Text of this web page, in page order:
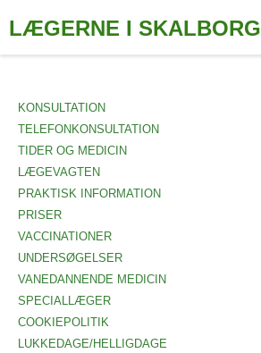
LÆGERNE I SKALBORG
KONSULTATION
TELEFONKONSULTATION
TIDER OG MEDICIN
LÆGEVAGTEN
PRAKTISK INFORMATION
PRISER
VACCINATIONER
UNDERSØGELSER
VANEDANNENDE MEDICIN
SPECIALLÆGER
COOKIEPOLITIK
LUKKEDAGE/HELLIGDAGE